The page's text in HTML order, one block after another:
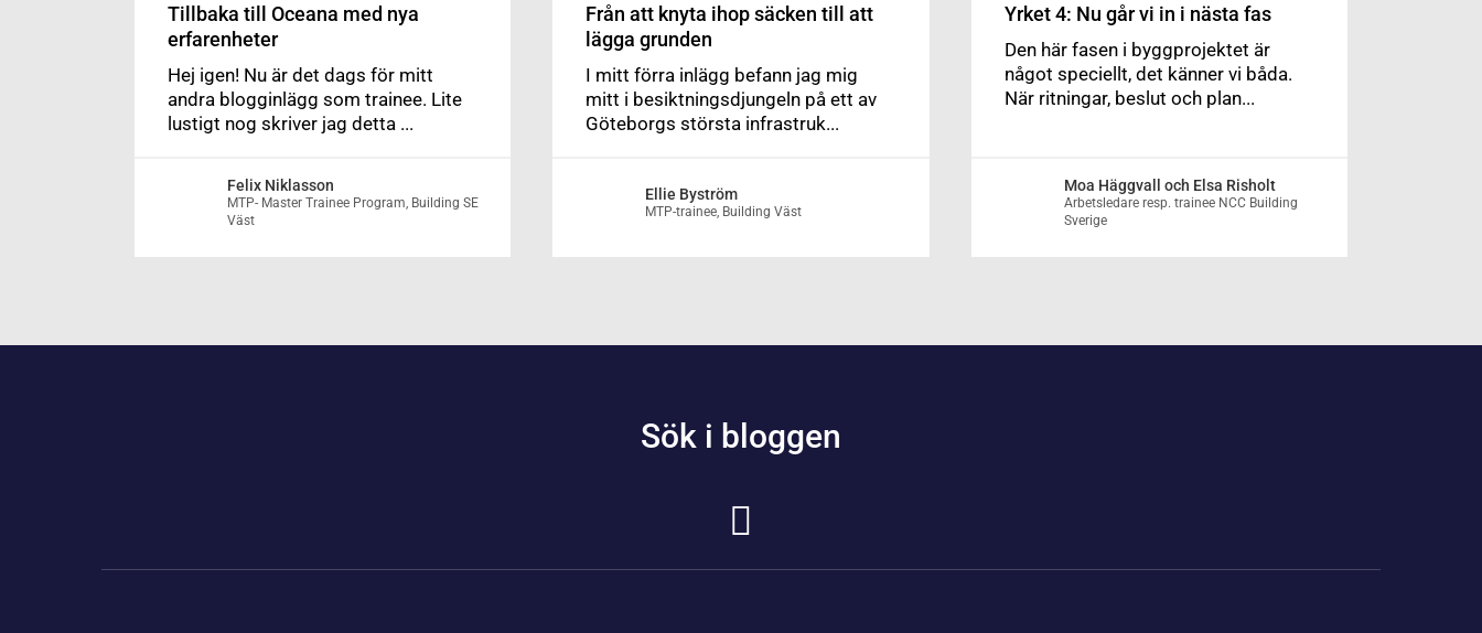
Tillbaka till Oceana med nya
erfarenheter
Hej igen! Nu är det dags för mitt
andra blogginlägg som trainee. Lite
lustigt nog skriver jag detta ...
Felix Niklasson
MTP- Master Trainee Program, Building SE
Väst
Från att knyta ihop säcken till att
lägga grunden
I mitt förra inlägg befann jag mig
mitt i besiktningsdjungeln på ett av
Göteborgs största infrastruk...
Ellie Byström
MTP-trainee, Building Väst
Yrket 4: Nu går vi in i nästa fas
Den här fasen i byggprojektet är
något speciellt, det känner vi båda.
När ritningar, beslut och plan...
Moa Häggvall och Elsa Risholt
Arbetsledare resp. trainee NCC Building
Sverige
Sök i bloggen